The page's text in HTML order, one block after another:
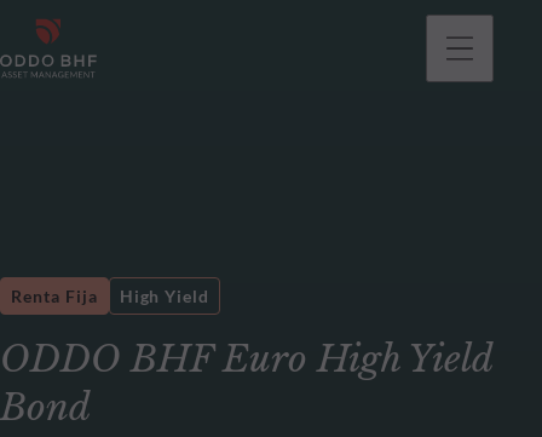
ODDO BHF Euro High Yield
Bond
Renta Fija High Yield